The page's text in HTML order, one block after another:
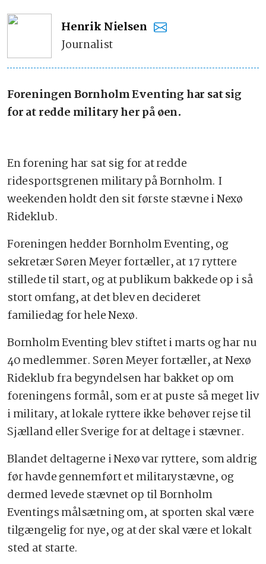
Henrik Nielsen
Journalist
Foreningen Bornholm Eventing har sat sig
for at redde military her på øen.
En forening har sat sig for at redde
ridesportsgrenen military på Bornholm. I
weekenden holdt den sit første stævne i Nexø
Rideklub.
Foreningen hedder Bornholm Eventing, og
sekretær Søren Meyer fortæller, at 17 ryttere
stillede til start, og at publikum bakkede op i så
stort omfang, at det blev en decideret
familiedag for hele Nexø.
Bornholm Eventing blev stiftet i marts og har nu
40 medlemmer. Søren Meyer fortæller, at Nexø
Rideklub fra begyndelsen har bakket op om
foreningens formål, som er at puste så meget liv
i military, at lokale ryttere ikke behøver rejse til
Sjælland eller Sverige for at deltage i stævner.
Blandet deltagerne i Nexø var ryttere, som aldrig
før havde gennemført et militarystævne, og
dermed levede stævnet op til Bornholm
Eventings målsætning om, at sporten skal være
tilgængelig for nye, og at der skal være et lokalt
sted at starte.